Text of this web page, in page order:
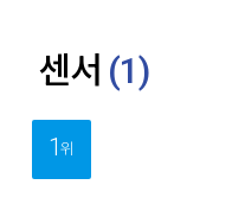
센서 (1)
1위